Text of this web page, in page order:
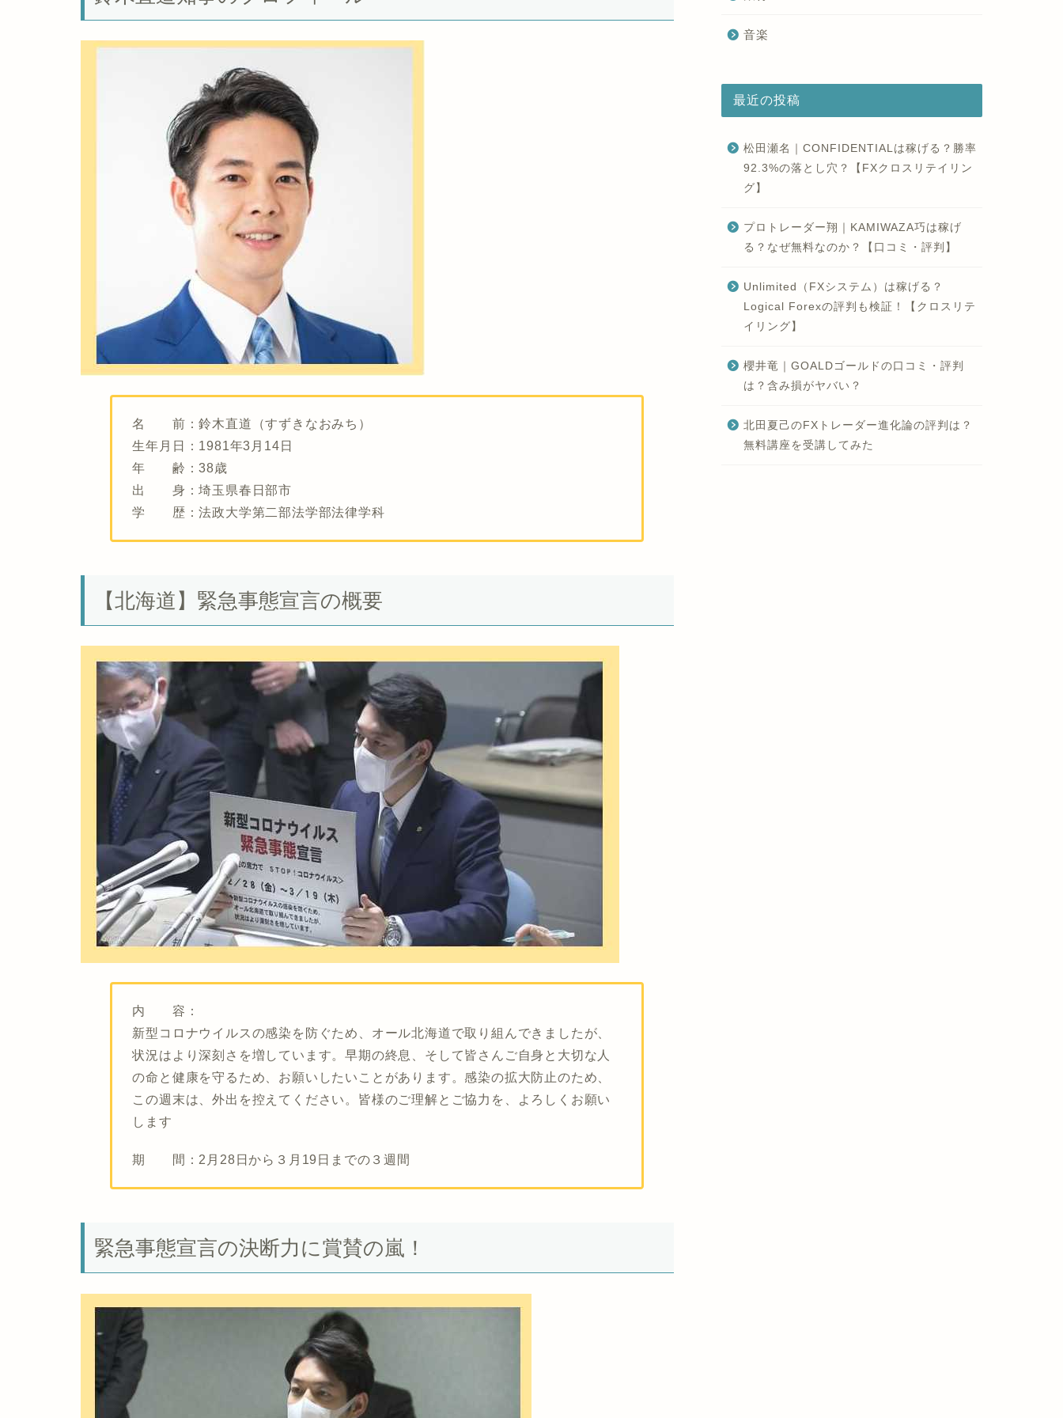
名 前：鈴木直道（すずきなおみち）
生年月日：1981年3月14日
年 齢：38歳
出 身：埼玉県春日部市
学 歴：法政大学第二部法学部法律学科
【北海道】緊急事態宣言の概要
内 容：
新型コロナウイルスの感染を防ぐため、オール北海道で取り組んできましたが、
状況はより深刻さを増しています。早期の終息、そして皆さんご自身と大切な人
の命と健康を守るため、お願いしたいことがあります。感染の拡大防止のため、
この週末は、外出を控えてください。皆様のご理解とご協力を、よろしくお願い
します
期 間： 2月28日から３月19日までの３週間
緊急事態宣言の決断力に賞賛の嵐！
音楽
最近の投稿
松田瀬名｜CONFIDENTIALは稼げる？勝率
92.3%の落とし穴？【FXクロスリテイリン
グ】
プロトレーダー翔｜KAMIWAZA巧は稼げ
る？なぜ無料なのか？【口コミ・評判】
Unlimited（FXシステム）は稼げる？
Logical Forexの評判も検証！【クロスリテ
イリング】
櫻井竜｜GOALDゴールドの口コミ・評判
は？含み損がヤバい？
北田夏己のFXトレーダー進化論の評判は？
無料講座を受講してみた